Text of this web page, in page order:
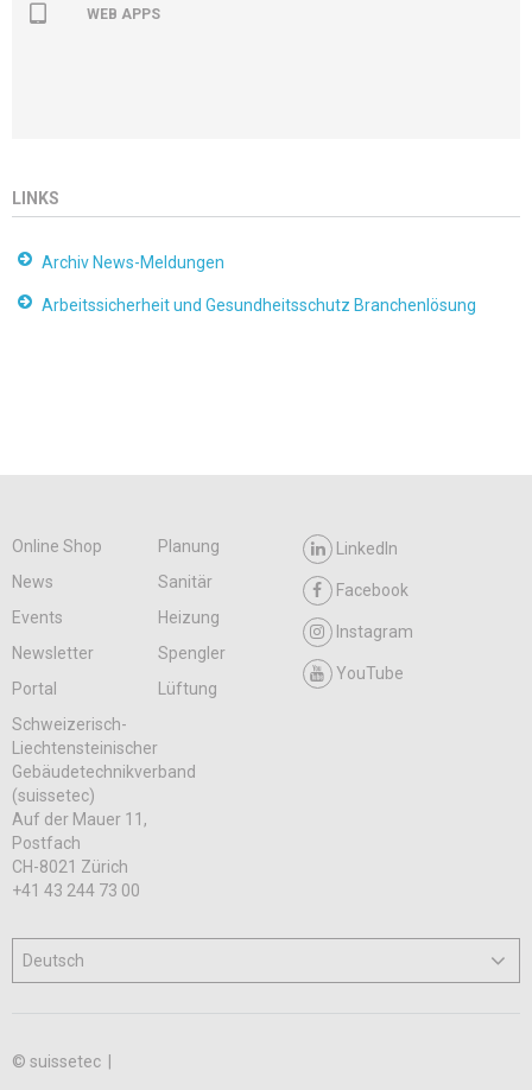
WEB APPS
LINKS
Archiv News-Meldungen
Arbeitssicherheit und Gesundheitsschutz Branchenlösung
Online Shop
Planung
News
Sanitär
Events
Heizung
Newsletter
Spengler
Portal
Lüftung
LinkedIn
Facebook
Instagram
YouTube
Schweizerisch-
Liechtensteinischer
Gebäudetechnikverband
(suissetec)
Auf der Mauer 11,
Postfach
CH-8021 Zürich
+41 43 244 73 00
© suissetec |